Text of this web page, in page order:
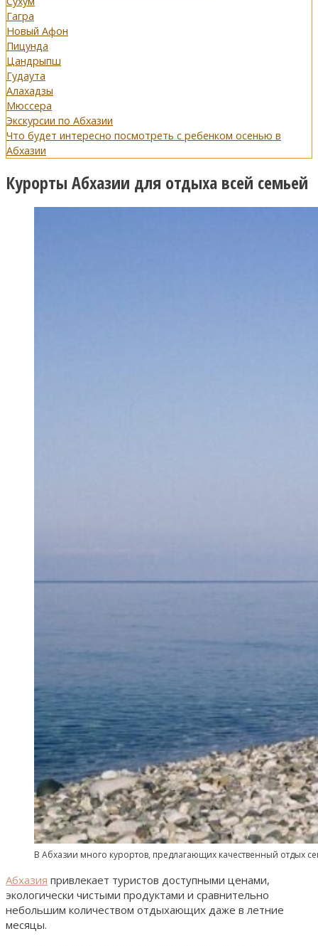
Гагра
Новый Афон
Пицунда
Цандрыпш
Гудаута
Алахадзы
Мюссера
Экскурсии по Абхазии
Что будет интересно посмотреть с ребенком осенью в
Абхазии
Курорты Абхазии для отдыха всей семьей
В Абхазии много курортов, предлагающих качественный отдых
Абхазия привлекает туристов доступными ценами,
экологически чистыми продуктами и сравнительно
небольшим количеством отдыхающих даже в летние
месяцы.